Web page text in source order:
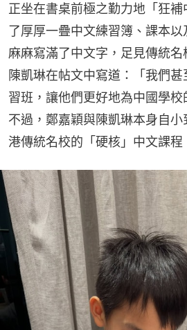
正坐在書桌前極之勤力地「狂
了厚厚一疊中文練習簿、課本
麻麻寫滿了中文字，足見傳統名
陳凱琳在帖文中寫道：「我們
習班，讓他們更好地為中國學校
不過，鄭嘉穎與陳凱琳本身自
港傳統名校的「硬核」中文課程